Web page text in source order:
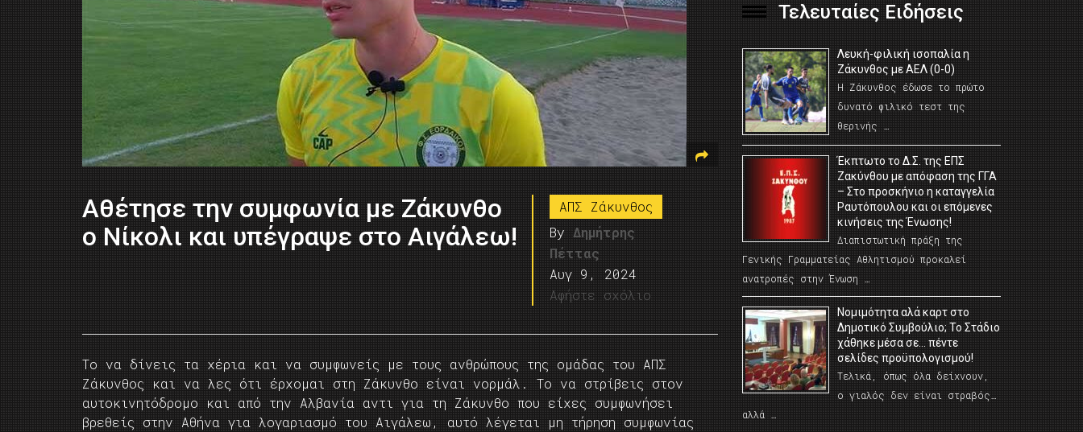
Αθέτησε την συμφωνία με Ζάκυνθο
ο Νίκολι και υπέγραψε στο Αιγάλεω!
ΑΠΣ Ζάκυνθος
By Δημήτρης
Πέττας
Αυγ 9, 2024
Αφήστε σχόλιο
To να δίνεις τα χέρια και να συμφωνείς με τους ανθρώπους της ομάδας του ΑΠΣ
Ζάκυνθος και να λες ότι έρχομαι στη Ζάκυνθο είναι νορμάλ. Το να στρίβεις στον
αυτοκινητόδρομο και από την Αλβανία αντι για τη Ζάκυνθο που είχες συμφωνήσει
βρεθείς στην Αθήνα για λογαριασμό του Αιγάλεω, αυτό λέγεται μη τήρηση συμφωνίας
Τελευταίες Ειδήσεις
Λευκή-φιλική ισοπαλία η
Ζάκυνθος με ΑΕΛ (0-0)
Η Ζάκυνθος έδωσε το πρώτο
δυνατό φιλικό τεστ της
θερινής …
Έκπτωτο το Δ.Σ. της ΕΠΣ
Ζακύνθου με απόφαση της ΓΓΑ
– Στο προσκήνιο η καταγγελία
Ραυτόπουλου και οι επόμενες
κινήσεις της Ένωσης!
Διαπιστωτική πράξη της
Γενικής Γραμματείας Αθλητισμού προκαλεί
ανατροπές στην Ένωση …
Νομιμότητα αλά καρτ στο
Δημοτικό Συμβούλιο; Το Στάδιο
χάθηκε μέσα σε… πέντε
σελίδες προϋπολογισμού!
Τελικά, όπως όλα δείχνουν,
ο γιαλός δεν είναι στραβός…
αλλά …